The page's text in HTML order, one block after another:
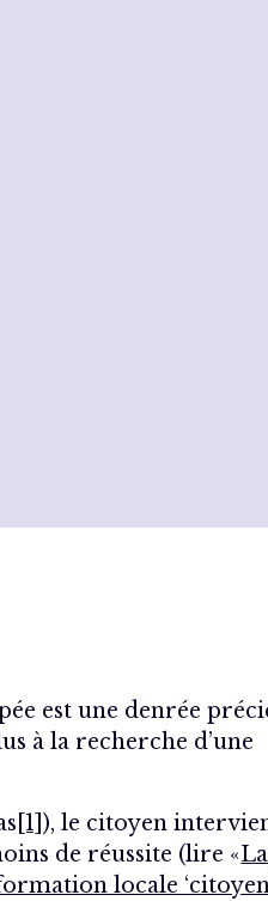
est une denrée
à la recherche d’une
[1] ), le citoyen
de réussite (lire «
locale